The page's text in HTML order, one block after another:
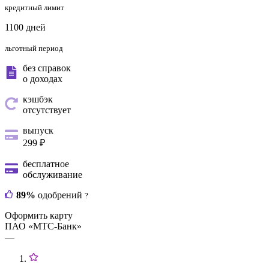
кредитный лимит
1100 дней
льготный период
без справок
о доходах
кэшбэк
отсутствует
выпуск
299 ₽
бесплатное
обслуживание
89% одобрений ?
Оформить карту
ПАО «МТС-Банк»
—